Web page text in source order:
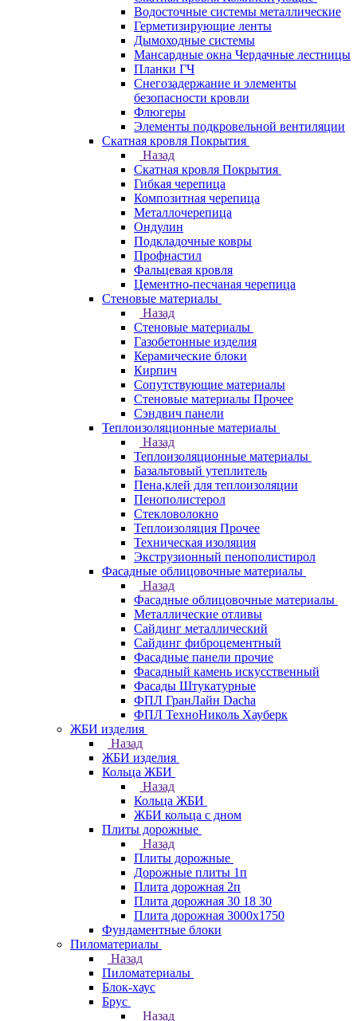
Водосточные системы металлические
Герметизирующие ленты
Дымоходные системы
Мансардные окна Чердачные лестницы
Планки ГЧ
Снегозадержание и элементы
безопасности кровли
Флюгеры
Элементы подкровельной вентиляции
Скатная кровля Покрытия
Назад
Скатная кровля Покрытия
Гибкая черепица
Композитная черепица
Металлочерепица
Ондулин
Подкладочные ковры
Профнастил
Фальцевая кровля
Цементно-песчаная черепица
Стеновые материалы
Назад
Стеновые материалы
Газобетонные изделия
Керамические блоки
Кирпич
Сопутствующие материалы
Стеновые материалы Прочее
Сэндвич панели
Теплоизоляционные материалы
Назад
Теплоизоляционные материалы
Базальтовый утеплитель
Пена,клей для теплоизоляции
Пенополистерол
Стекловолокно
Теплоизоляция Прочее
Техническая изоляция
Экструзионный пенополистирол
Фасадные облицовочные материалы
Назад
Фасадные облицовочные материалы
Металлические отливы
Сайдинг металлический
Сайдинг фиброцементный
Фасадные панели прочие
Фасадный камень искусственный
Фасады Штукатурные
ФПЛ ГранЛайн Dacha
ФПЛ ТехноНиколь Хауберк
ЖБИ изделия
Назад
ЖБИ изделия
Кольца ЖБИ
Назад
Кольца ЖБИ
ЖБИ кольца с дном
Плиты дорожные
Назад
Плиты дорожные
Дорожные плиты 1п
Плита дорожная 2п
Плита дорожная 30 18 30
Плита дорожная 3000х1750
Фундаментные блоки
Пиломатериалы
Назад
Пиломатериалы
Блок-хаус
Брус
Назад